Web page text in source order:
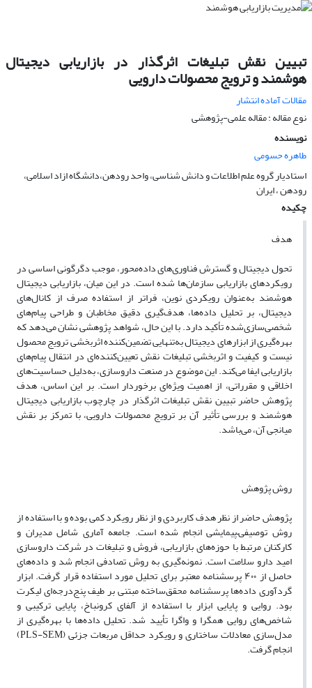
تبیین نقش تبلیغات اثرگذار در بازاریابی دیجیتال
هوشمند و ترویج محصولات دارویی
مقالات آماده انتشار
نوع مقاله : مقاله علمی-پژوهشی
نویسنده
طاهره حسومی
استادیار گروه علم اطلاعات و دانش شناسی، واحد رودهن،دانشگاه ازاد اسلامی،
رودهن ، ایران
چکیده
هدف
تحول دیجیتال و گسترش فناوری‌های داده‌محور، موجب دگرگونی اساسی در
رویکردهای بازاریابی سازمان‌ها شده است. در این میان، بازاریابی دیجیتال
هوشمند به‌عنوان رویکردی نوین، فراتر از استفاده صرف از کانال‌های
دیجیتال، بر تحلیل داده‌ها، هدف‌گیری دقیق مخاطبان و طراحی پیام‌های
شخصی‌سازی‌شده تأکید دارد. با این حال، شواهد پژوهشی نشان می‌دهد که
بهره‌گیری از ابزارهای دیجیتال به‌تنهایی تضمین‌کننده اثربخشی ترویج محصول
نیست و کیفیت و اثربخشی تبلیغات نقش تعیین‌کننده‌ای در انتقال پیام‌های
بازاریابی ایفا می‌کند. این موضوع در صنعت داروسازی، به‌دلیل حساسیت‌های
اخلاقی و مقرراتی، از اهمیت ویژه‌ای برخوردار است. بر این اساس، هدف
پژوهش حاضر تبیین نقش تبلیغات اثرگذار در چارچوب بازاریابی دیجیتال
هوشمند و بررسی تأثیر آن بر ترویج محصولات دارویی، با تمرکز بر نقش
میانجی آن، می‌باشد.
روش پژوهش
پژوهش حاضر از نظر هدف کاربردی و از نظر رویکرد کمی بوده و با استفاده از
روش توصیفی–پیمایشی انجام شده است. جامعه آماری شامل مدیران و
کارکنان مرتبط با حوزه‌های بازاریابی، فروش و تبلیغات در شرکت داروسازی
امید دارو سلامت است. نمونه‌گیری به روش تصادفی انجام شد و داده‌های
حاصل از ۴۰۰ پرسشنامه معتبر برای تحلیل مورد استفاده قرار گرفت. ابزار
گردآوری داده‌ها پرسشنامه محقق‌ساخته مبتنی بر طیف پنج‌درجه‌ای لیکرت
بود. روایی و پایایی ابزار با استفاده از آلفای کرونباخ، پایایی ترکیبی و
شاخص‌های روایی همگرا و واگرا تأیید شد. تحلیل داده‌ها با بهره‌گیری از
مدل‌سازی معادلات ساختاری و رویکرد حداقل مربعات جزئی (PLS-SEM)
انجام گرفت.